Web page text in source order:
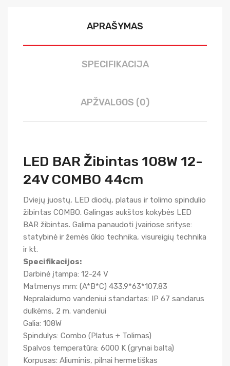
APRAŠYMAS
SPECIFIKACIJA
APŽVALGOS (0)
LED BAR Žibintas 108W 12-
24V COMBO 44cm
Dviejų juostų, LED diodų, plataus ir tolimo spindulio
žibintas COMBO. Galingas aukštos kokybės LED
BAR žibintas. Galima panaudoti įvairiose srityse:
statybinė ir žemės ūkio technika, visureigių technika
ir kt.
Specifikacijos:
Darbinė įtampa: 12-24 V
Matmenys mm: (A*B*C) 433.9*63*107.83
Nepralaidumo vandeniui standartas: IP 67 sandarus
dulkėms, 2 m. vandeniui
Galia: 108W
Spindulys: Combo (Platus + Tolimas)
Spalvos temperatūra: 6000 K (grynai balta)
Korpusas: Aliuminis, pilnai hermetiškas